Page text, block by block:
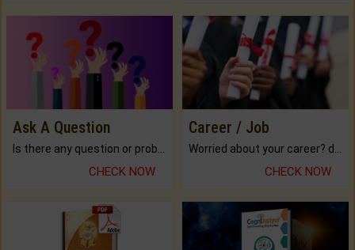
Ask A Question
Is there any question or problem lingering.
CHECK NOW
Career / Job
Worried about your career? don't know what is.
CHECK NOW